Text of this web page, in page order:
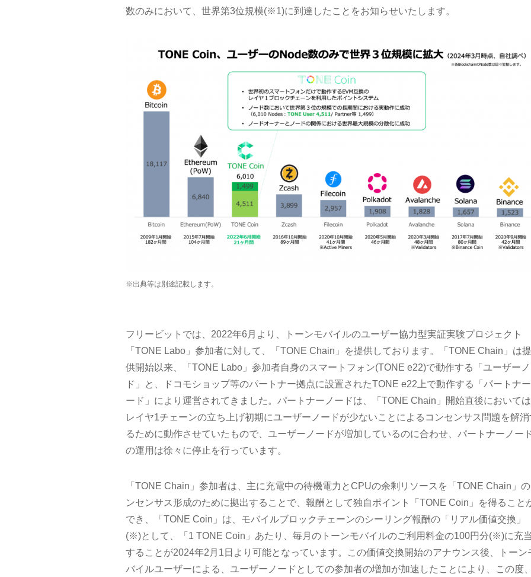
数のみにおいて、世界第3位規模(※1)に到達したことをお知らせいたします。
※出典等は別途記載します。
フリービットでは、2022年6月より、トーンモバイルのユーザー協力型実証実験プロジェクト
「TONE Labo」参加者に対して、「TONE Chain」を提供しております。「TONE Chain」は提
供開始以来、「TONE Labo」参加者自身のスマートフォン(TONE e22)で動作する「ユーザー
ド」と、ドコモショップ等のパートナー拠点に設置されたTONE e22上で動作する「パートナー
ード」により運営されてきました。パートナーノードは、「TONE Chain」開始直後においては
レイヤ1チェーンの立ち上げ初期にユーザーノードが少ないことによるコンセンサス問題を解消
るために動作させていたもので、ユーザーノードが増加しているのに合わせ、パートナーノー
の運用は徐々に停止を行っています。
「TONE Chain」参加者は、主に充電中の待機電力とCPUの余剰リソースを「TONE Chain」の
ンセンサス形成のために拠出することで、報酬として独自ポイント「TONE Coin」を得ること
でき、「TONE Coin」は、モバイルブロックチェーンのシーリング報酬の「リアル価値交換」
(※)として、「1 TONE Coin」あたり、毎月のトーンモバイルのご利用料金の100円分(※)に充当
することが2024年2月1日より可能となっています。この価値交換開始のアナウンス後、トーン
バイルユーザーによる、ユーザーノードとしての参加者の増加が加速したことにより、この度、